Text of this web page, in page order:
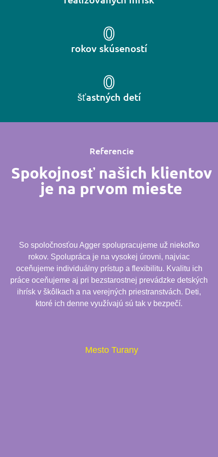
rokov skúseností
0
šťastných detí
0
Referencie
Spokojnosť našich klientov
je na prvom mieste
So spoločnosťou Agger spolupracujeme už niekoľko
rokov. Spolupráca je na vysokej úrovni, najviac
oceňujeme individuálny prístup a flexibilitu. Kvalitu ich
práce oceňujeme aj pri bezstarostnej prevádzke detských
ihrísk v škôlkach a na verejných priestranstvách. Deti,
ktoré ich denne využívajú sú tak v bezpečí.
Mesto Turany